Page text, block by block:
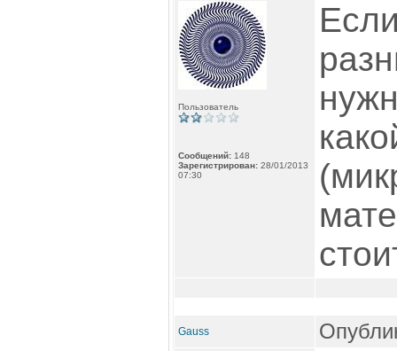
Пользователь
Сообщений: 148
Зарегистрирован: 28/01/2013
07:30
Gauss